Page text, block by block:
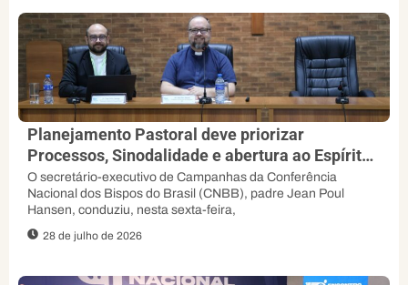
Planejamento Pastoral deve priorizar
Processos, Sinodalidade e abertura ao Espírito,
orienta padre Jean Poul
O secretário-executivo de Campanhas da Conferência
Nacional dos Bispos do Brasil (CNBB), padre Jean Poul
Hansen, conduziu, nesta sexta-feira,
28 de julho de 2026